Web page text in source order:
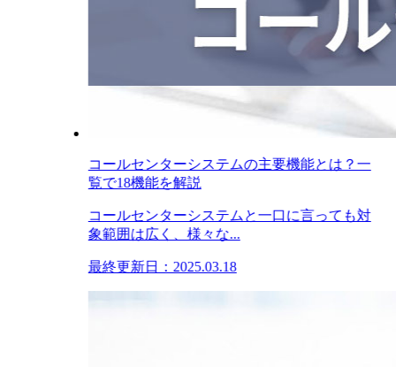
コールセンターシステムの主要機能とは？一
覧で18機能を解説
コールセンターシステムと一口に言っても対
象範囲は広く、様々な...
最終更新日：2025.03.18